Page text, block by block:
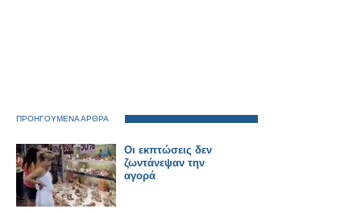
ΠΡΟΗΓΟΥΜΕΝΑ ΑΡΘΡΑ
Οι εκπτώσεις δεν
ζωντάνεψαν την
αγορά